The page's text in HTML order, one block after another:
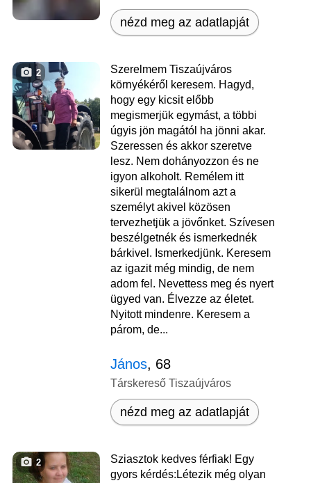
nézd meg az adatlapját
2
Szerelmem Tiszaújváros
környékéről keresem. Hagyd,
hogy egy kicsit előbb
megismerjük egymást, a többi
úgyis jön magától ha jönni akar.
Szeressen és akkor szeretve
lesz. Nem dohányozzon és ne
igyon alkoholt. Remélem itt
sikerül megtalálnom azt a
személyt akivel közösen
tervezhetjük a jövőnket. Szívesen
beszélgetnék és ismerkednék
bárkivel. Ismerkedjünk. Keresem
az igazit még mindig, de nem
adom fel. Nevettess meg és nyert
ügyed van. Élvezze az életet.
Nyitott mindenre. Keresem a
párom, de...
János, 68
Társkereső Tiszaújváros
nézd meg az adatlapját
2
Sziasztok kedves férfiak! Egy
gyors kérdés:Létezik még olyan